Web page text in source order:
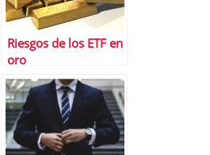
Riesgos de los ETF en
oro